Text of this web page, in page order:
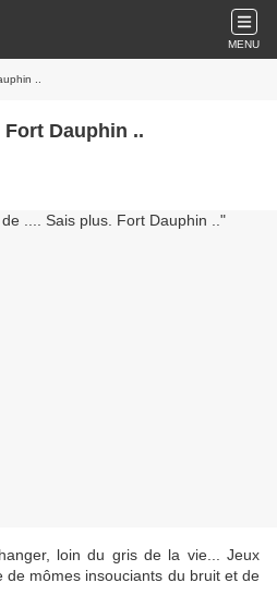
MENU
..
Dauphin ..
loin du gris de la vie... Jeux
mômes insouciants du bruit et de